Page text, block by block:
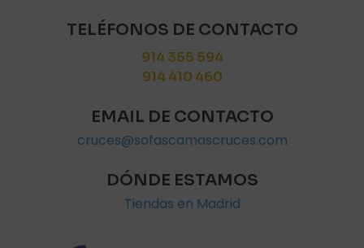
TELÉFONOS DE CONTACTO
914 355 594
914 410 460
EMAIL DE CONTACTO
cruces@sofascamascruces.com
DÓNDE ESTAMOS
Tiendas en Madrid